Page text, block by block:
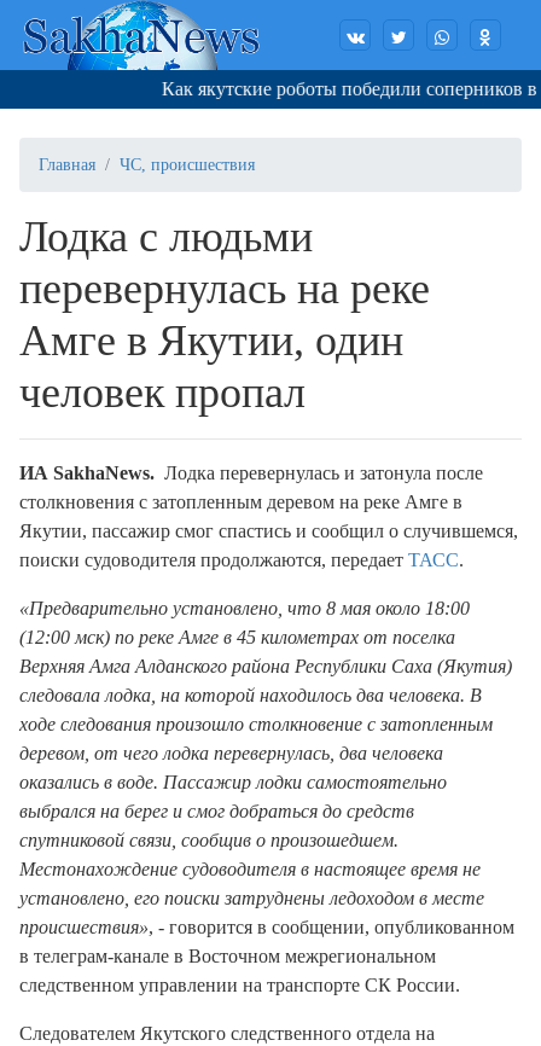
Как якутские роботы победили соперников в
Главная ЧС, происшествия
Лодка с людьми
перевернулась на реке
Амге в Якутии, один
человек пропал
ИА SakhaNews. Лодка перевернулась и затонула после
столкновения с затопленным деревом на реке Амге в
Якутии, пассажир смог спастись и сообщил о случившемся,
поиски судоводителя продолжаются, передает ТАСС.
«Предварительно установлено, что 8 мая около 18:00
(12:00 мск) по реке Амге в 45 километрах от поселка
Верхняя Амга Алданского района Республики Саха (Якутия)
следовала лодка, на которой находилось два человека. В
ходе следования произошло столкновение с затопленным
деревом, от чего лодка перевернулась, два человека
оказались в воде. Пассажир лодки самостоятельно
выбрался на берег и смог добраться до средств
спутниковой связи, сообщив о произошедшем.
Местонахождение судоводителя в настоящее время не
установлено, его поиски затруднены ледоходом в месте
происшествия», - говорится в сообщении, опубликованном
в телеграм-канале в Восточном межрегиональном
следственном управлении на транспорте СК России.
Следователем Якутского следственного отдела на